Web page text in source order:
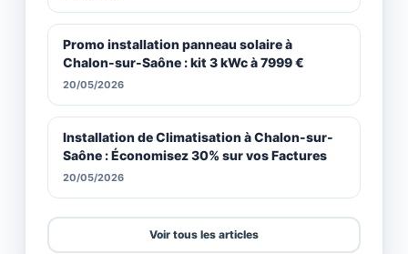
Promo installation panneau solaire à
Chalon-sur-Saône : kit 3 kWc à 7999 €
20/05/2026
Installation de Climatisation à Chalon-sur-
Saône : Économisez 30% sur vos Factures
20/05/2026
Voir tous les articles